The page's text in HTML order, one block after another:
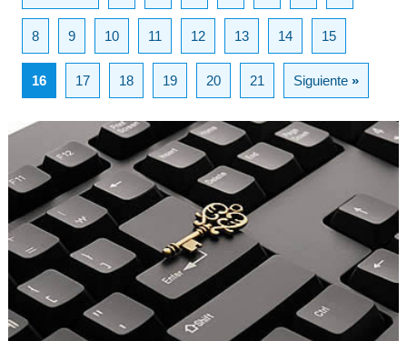
8 9 10 11 12 13 14 15
16 17 18 19 20 21 Siguiente»